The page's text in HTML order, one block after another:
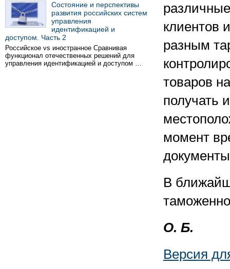
Состояние и перспективы
развития российских систем
управления
идентификацией и
доступом. Часть 2
Российское vs иностранное Сравнивая
функционал отечественных решений для
управления идентификацией и доступом …
клиентов
разным
товаров
получать
момент
В
О. Б.
Версия